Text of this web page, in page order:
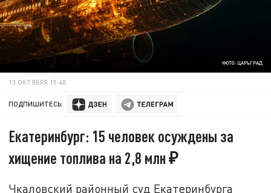
ФОТО: ЦАРЬГРАД
13 ОКТЯБРЯ 15:40
ПОДПИШИТЕСЬ:
Екатеринбург: 15 человек осуждены за
хищение топлива на 2,8 млн ₽
Чкаловский районный суд Екатеринбурга